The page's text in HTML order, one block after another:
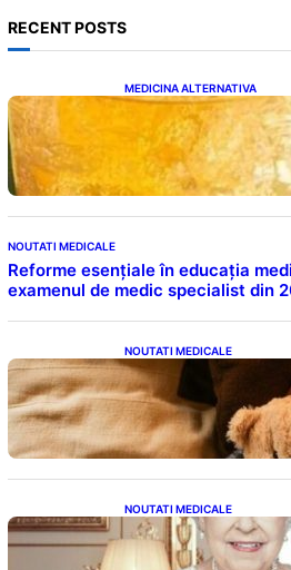
RECENT POSTS
MEDICINA ALTERNATIVA
Cele cinci băuturi
menținerea
nopții: Ghidul
NOUTATI MEDICALE
Reforme esențiale în educația
examenul de medic specialist din
NOUTATI MEDICALE
Somnul Sănătos:
în Funcție de
Sănătății
NOUTATI MEDICALE
Longevitatea în
din Viața Prințului